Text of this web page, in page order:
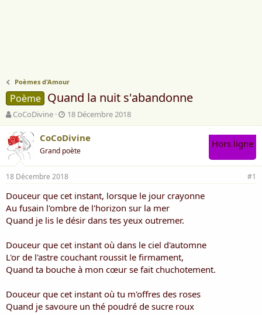
Poèmes d'Amour
Poème Quand la nuit s'abandonne
A
u
t
e
u
r
d
e
l
a
d
c
u
s
i
o
CoCoDivine
D
a
t
d
e
d
é
b
u
t
18 Décembre 2018
CoCoDivine
Grand poète
Hors ligne
18 Décembre 2018 #1
Douceur que cet instant, lorsque le jour crayonne
Au fusain l'ombre de l'horizon sur la mer
Quand je lis le désir dans tes yeux outremer.
Douceur que cet instant où dans le ciel d'automne
L'or de l'astre couchant roussit le firmament,
Quand ta bouche à mon cœur se fait chuchotement.
Douceur que cet instant où tu m'offres des roses
Quand je savoure un thé poudré de sucre roux